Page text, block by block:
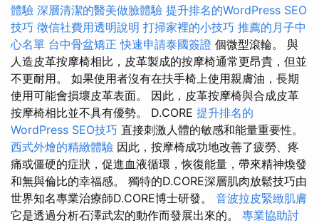
體驗 深層清潔的醫美做臉體驗 提升排名的WordPress SEO
技巧 徵信社費用透明說明 打掃家裡的小技巧 推薦的月子中
心名單 台中骨盆矯正快速申請泰國簽證 個微型滾輪。 與
人造皮革按摩椅相比，皮革製成的按摩椅通常更昂貴，但並
不更耐用。 如果使用者沒有在扶手椅上使用親膚油，長期
使用可能會損壞皮革表面。 因此，皮革按摩椅與合成皮革
按摩椅相比並不具有優勢。 D.CORE 提升排名的
WordPress SEO技巧 直接刺激人體的敏感和能量重要性。
西式外燴的精緻體驗 因此，按摩椅成功地改善了疲勞、疼
痛或僵硬的症狀，促進血液循環，恢復能量，帶來精神煥發
和無與倫比的幸福感。 獨特的D.CORE深層肌肉放鬆技巧由
世界知名專業治療師D.CORE博士研發。 音波拉皮緊緻肌膚
它是透過分析石澤武宏的動作而發展出來的。 專業協助討